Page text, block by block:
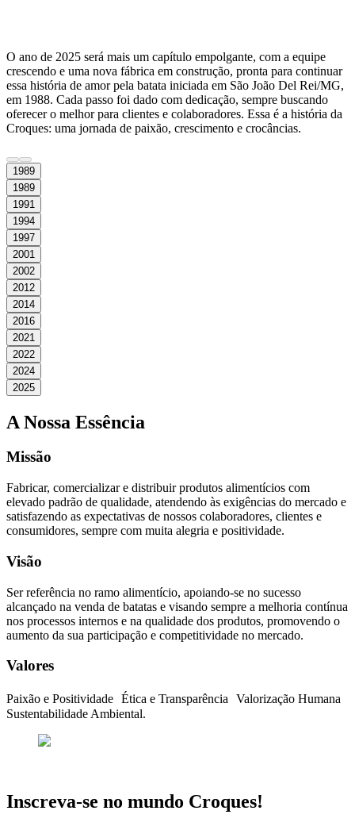
O ano de 2025 será mais um capítulo empolgante, com a equipe
crescendo e uma nova fábrica em construção, pronta para continuar
essa história de amor pela batata iniciada em São João Del Rei/MG,
em 1988. Cada passo foi dado com dedicação, sempre buscando
oferecer o melhor para clientes e colaboradores. Essa é a história da
Croques: uma jornada de paixão, crescimento e crocâncias.
1989
1989
1991
1994
1997
2001
2002
2012
2014
2016
2021
2022
2024
2025
A Nossa Essência
Missão
Fabricar, comercializar e distribuir produtos alimentícios com
elevado padrão de qualidade, atendendo às exigências do mercado e
satisfazendo as expectativas de nossos colaboradores, clientes e
consumidores, sempre com muita alegria e positividade.
Visão
Ser referência no ramo alimentício, apoiando-se no sucesso
alcançado na venda de batatas e visando sempre a melhoria contínua
nos processos internos e na qualidade dos produtos, promovendo o
aumento da sua participação e competitividade no mercado.
Valores
Paixão e Positividade Ética e Transparência Valorização Humana
Sustentabilidade Ambiental.
Inscreva-se no mundo Croques!